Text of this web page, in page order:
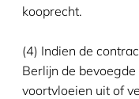
kooprecht.
(4) Indien de
Berlijn de
voortvloeien uit of